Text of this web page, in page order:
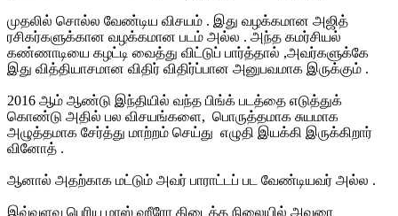
முதலில் சொல்ல வேண்டிய விசயம் . இது வழக்கமான அஜித்
ரசிகர்களுக்கான வழக்கமான படம் அல்ல . அந்த கமர்சியல்
கண்ணாடியை கழட்டி வைத்து விட்டுப் பார்த்தால் ,அவர்களுக்கே
இது வித்தியாசமான விதிர் விதிர்ப்பான அனுபவமாக இருக்கும் .
2016 ஆம் ஆண்டு இந்தியில் வந்த பிங்க் படத்தை எடுத்துக்
கொண்டு அதில் பல விசயங்களை, பொருத்தமாக சுயமாக
அழுத்தமாக சேர்த்து மாற்றம் செய்து எழுதி இயக்கி இருக்கிறார்
வினோத் .
ஆனால் அதற்காக மட்டும் அவர் பாராட்டப் பட வேண்டியவர் அல்ல .
இவ்வளவு பெரிய மாஸ் ஹீரோ கிடைத்த நிலையில் அவரை